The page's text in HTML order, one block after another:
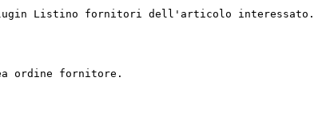
plugin Listino fornitori dell'articolo interessato.
ordine fornitore.